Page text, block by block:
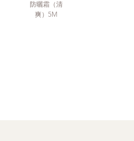
防曬霜（清
爽）5M